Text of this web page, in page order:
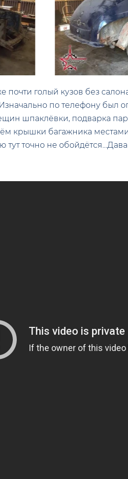
почти голый кузов без
по телефону был
шпаклёвки, подварка
крышки багажника
тут точно не